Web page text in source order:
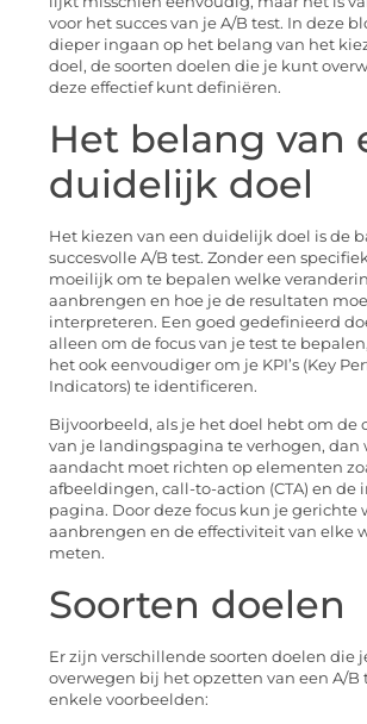
voor het succes van je A/B test. In deze
dieper ingaan op het belang van het
doel, de soorten doelen die je kunt
deze effectief kunt definiëren.
Het belang van
duidelijk doel
Het kiezen van een duidelijk doel is de
succesvolle A/B test. Zonder een
moeilijk om te bepalen welke
aanbrengen en hoe je de resultaten
interpreteren. Een goed gedefinieerd
alleen om de focus van je test te
het ook eenvoudiger om je KPI’s (Key
Indicators) te identificeren.
Bijvoorbeeld, als je het doel hebt om de
van je landingspagina te verhogen, dan
aandacht moet richten op elementen
afbeeldingen, call-to-action (CTA) en de
pagina. Door deze focus kun je gerichte
aanbrengen en de effectiviteit van elke
meten.
Soorten doelen
Er zijn verschillende soorten doelen die
overwegen bij het opzetten van een A/B
enkele voorbeelden: